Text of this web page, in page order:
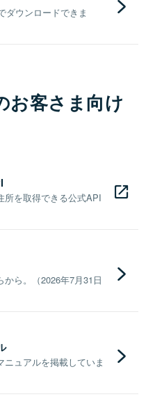
ダウンロードできま
お客さま向け
所を取得できる公式API
ら。（2026年7月31日
ュアルを掲載していま